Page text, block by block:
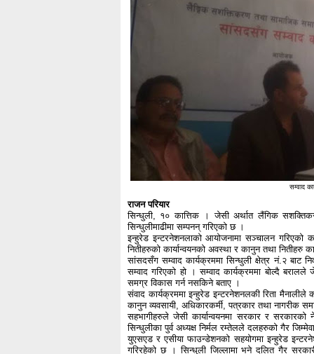
सम्वाद
राजन परियार
सिन्धुली, १० कात्तिक । जेसी अर्थात लैंगिक
सिन्धुलीमाढीमा सम्पनन् गरिएको छ ।
इन्हुरेड इन्टरनेशनलाको आयोजनामा सञ्चालन गरिएको
नितीहरुको कार्यान्वयनको अवस्था र कानुन तथा नितीहरु
सांसदसँग सम्वाद कार्यक्रममा सिन्धुली क्षेत्र नं.२ बाट
सम्वाद गरिएको हो । सम्वाद कार्यक्रममा बोल्दै
समग्र विकास गर्न नसकिने बताए ।
संवाद कार्यक्रममा इन्हुरेड इन्टरनेशनलकी रिता
कानुन व्यवसायी, अधिकारकर्मी, पत्रकार तथा नागरीक
सहभागीहरुले जेसी कार्यान्वयनमा सरकार र
सिन्धुलीका पुर्व अध्यक्ष निर्मल रम्तेलले दलहरुको गैर
युएसएड र एसीया फाउन्डेशनको सहयोगमा इन्हुरेड
गरिरहेको छ । सिन्धुली जिल्लामा भने दलित गैर